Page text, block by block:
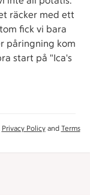
räcker med ett
fick vi bara
påringning kom
start på "Ica's
Privacy Policyand Terms